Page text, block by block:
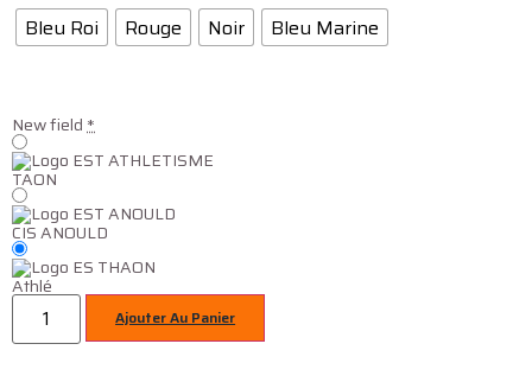
Bleu Roi Rouge Noir Bleu Marine
New field*
TAON
CIS ANOULD
Athlé
Ajouter Au Panier